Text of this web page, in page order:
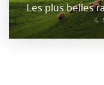
Les plus belles
4